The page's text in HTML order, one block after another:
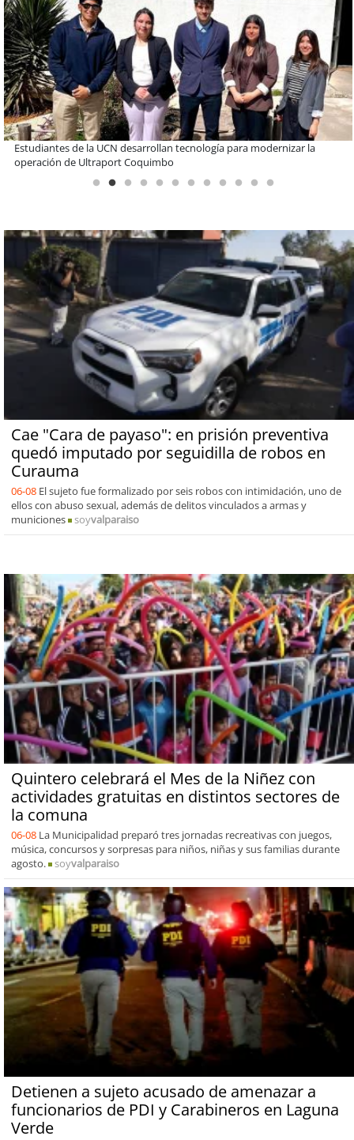
Educación y colaboración público-privada se toman La Araucanía:
encuentro reunió a líderes para abordar las brechas y oportunidades
Cae "Cara de payaso": en prisión preventiva
quedó imputado por seguidilla de robos en
Curauma
06-08 El sujeto fue formalizado por seis robos con intimidación, uno de
ellos con abuso sexual, además de delitos vinculados a armas y
municiones
soyvalparaiso
Quintero celebrará el Mes de la Niñez con
actividades gratuitas en distintos sectores de
la comuna
06-08 La Municipalidad preparó tres jornadas recreativas con juegos,
música, concursos y sorpresas para niños, niñas y sus familias durante
agosto.
soyvalparaiso
Detienen a sujeto acusado de amenazar a
funcionarios de PDI y Carabineros en Laguna
Verde